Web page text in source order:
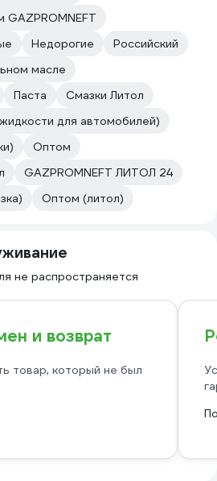
GAZPROMNEFT
Недорогие
Российский
масле
Паста
Смазки Литол
для автомобилей)
Оптом
GAZPROMNEFT ЛИТОЛ 24
Оптом (литол)
не распространяется
и возврат
товар, который не был